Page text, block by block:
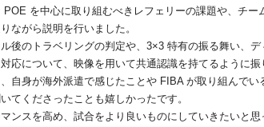
を中心に取り組むべきレフェリーの課題や、チー
ながら説明を行いました。
後のトラベリングの判定や、3×3 特有の振る舞い、デ
応について、映像を用いて共通認識を持てるように振
自身が海外派遣で感じたことや FIBA が取り組んでい
てくださったことも嬉しかったです。
ンスを高め、試合をより良いものにしていきたいと思